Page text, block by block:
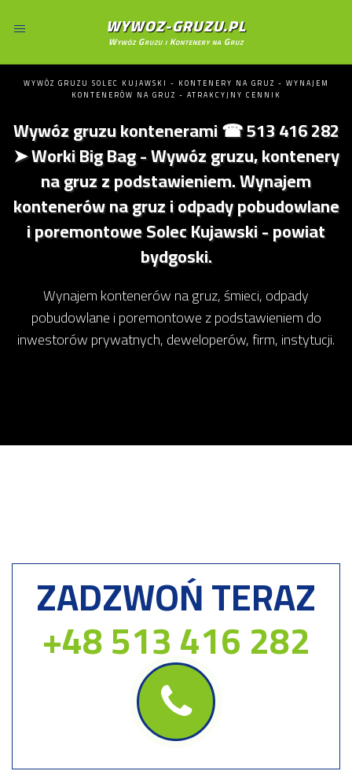
WYWOZ-GRUZU.PL
Wywóz Gruzu i Kontenery na Gruz
WYWÓZ GRUZU SOLEC KUJAWSKI - KONTENERY NA GRUZ - WYNAJEM
KONTENERÓW NA GRUZ - ATRAKCYJNY CENNIK
Wywóz gruzu kontenerami ☎ 513 416 282
➤ Worki Big Bag - Wywóz gruzu, kontenery
na gruz z podstawieniem. Wynajem
kontenerów na gruz i odpady pobudowlane
i poremontowe Solec Kujawski - powiat
bydgoski.
Wynajem kontenerów na gruz, śmieci, odpady
pobudowlane i poremontowe z podstawieniem do
inwestorów prywatnych, deweloperów, firm, instytucji.
ZADZWOŃ TERAZ
+48 513 416 282